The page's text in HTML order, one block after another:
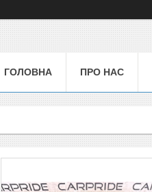
ГОЛОВНА ПРО НАС